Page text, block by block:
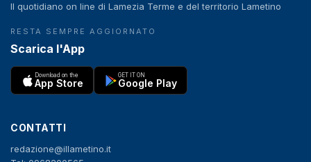
Il quotidiano on line di Lamezia Terme e del territorio Lametino
RESTA SEMPRE AGGIORNATO
Scarica l'App
Download on the
App Store
GET IT ON
Google Play
CONTATTI
redazione@illametino.it